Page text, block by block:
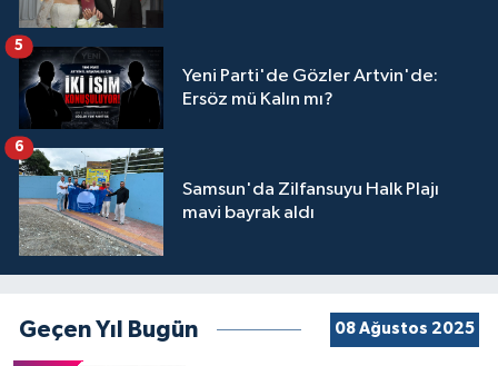
Yeni Parti'de Gözler Artvin'de:
Ersöz mü Kalın mı?
5
Samsun'da Zilfansuyu Halk Plajı
mavi bayrak aldı
6
Geçen Yıl Bugün 08 Ağustos 2025